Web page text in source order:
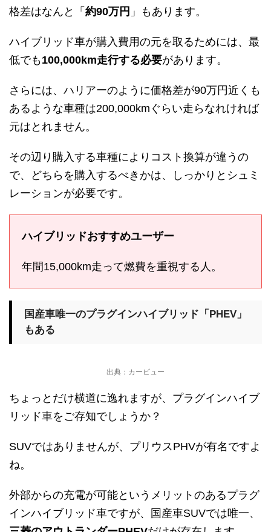
格差はなんと「 約90万円 」もあります。
ハイブリッド車が購入費用の元を取るためには、最
低でも100,000km走行する必要があります。
さらには、ハリアーのように価格差が90万円近くも
あるような車種は200,000kmぐらい走らなれければ
元はとれません。
その辺り購入する車種によりコスト換算が違うの
で、どちらを購入するべきかは、しっかりとシュミ
レーションが必要です。
ハイブリッドおすすめユーザー
年間15,000km走って燃費を重視する人。
国産車唯一のプラグインハイブリッド「PHEV」
もある
出典：カービュー
ちょっとだけ横道に逸れますが、プラグインハイブ
リッド車をご存知でしょうか？
SUVではありませんが、プリウスPHVが有名ですよ
ね。
外部からの充電が可能というメリットのあるプラグ
インハイブリッド車ですが、国産車SUVでは唯一、